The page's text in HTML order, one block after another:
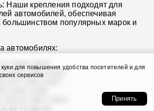
Наши крепления подходят для
автомобилей, обеспечивая
большинством популярных марок и
автомобилях:
1999-2005
1998-2005
1991-2000
XE10 98-05
куки для повышения удобства посетителей и для
сервисов
Принять